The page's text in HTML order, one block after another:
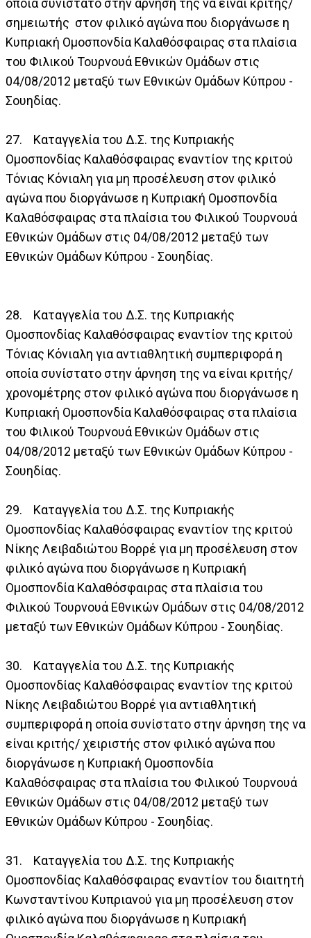
σημειωτής στον φιλικό αγώνα που διοργάνωσε η
Κυπριακή Ομοσπονδία Καλαθόσφαιρας στα πλαίσια
του Φιλικού Τουρνουά Εθνικών Ομάδων στις
04/08/2012 μεταξύ των Εθνικών Ομάδων Κύπρου -
Σουηδίας.
27. Καταγγελία του Δ.Σ. της Κυπριακής
Ομοσπονδίας Καλαθόσφαιρας εναντίον της κριτού
Τόνιας Κόνιαλη για μη προσέλευση στον φιλικό
αγώνα που διοργάνωσε η Κυπριακή Ομοσπονδία
Καλαθόσφαιρας στα πλαίσια του Φιλικού Τουρνουά
Εθνικών Ομάδων στις 04/08/2012 μεταξύ των
Εθνικών Ομάδων Κύπρου - Σουηδίας.
28. Καταγγελία του Δ.Σ. της Κυπριακής
Ομοσπονδίας Καλαθόσφαιρας εναντίον της κριτού
Τόνιας Κόνιαλη για αντιαθλητική συμπεριφορά η
οποία συνίστατο στην άρνηση της να είναι κριτής/
χρονομέτρης στον φιλικό αγώνα που διοργάνωσε η
Κυπριακή Ομοσπονδία Καλαθόσφαιρας στα πλαίσια
του Φιλικού Τουρνουά Εθνικών Ομάδων στις
04/08/2012 μεταξύ των Εθνικών Ομάδων Κύπρου -
Σουηδίας.
29. Καταγγελία του Δ.Σ. της Κυπριακής
Ομοσπονδίας Καλαθόσφαιρας εναντίον της κριτού
Νίκης Λειβαδιώτου Βορρέ για μη προσέλευση στον
φιλικό αγώνα που διοργάνωσε η Κυπριακή
Ομοσπονδία Καλαθόσφαιρας στα πλαίσια του
Φιλικού Τουρνουά Εθνικών Ομάδων στις 04/08/2012
μεταξύ των Εθνικών Ομάδων Κύπρου - Σουηδίας.
30. Καταγγελία του Δ.Σ. της Κυπριακής
Ομοσπονδίας Καλαθόσφαιρας εναντίον της κριτού
Νίκης Λειβαδιώτου Βορρέ για αντιαθλητική
συμπεριφορά η οποία συνίστατο στην άρνηση της να
είναι κριτής/ χειριστής στον φιλικό αγώνα που
διοργάνωσε η Κυπριακή Ομοσπονδία
Καλαθόσφαιρας στα πλαίσια του Φιλικού Τουρνουά
Εθνικών Ομάδων στις 04/08/2012 μεταξύ των
Εθνικών Ομάδων Κύπρου - Σουηδίας.
31. Καταγγελία του Δ.Σ. της Κυπριακής
Ομοσπονδίας Καλαθόσφαιρας εναντίον του διαιτητή
Κωνσταντίνου Κυπριανού για μη προσέλευση στον
φιλικό αγώνα που διοργάνωσε η Κυπριακή